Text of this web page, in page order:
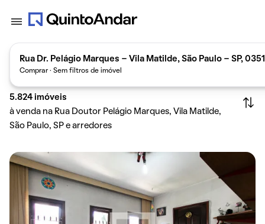
Rua Dr. Pelágio Marques - Vila Matilde, São Paulo - SP,
Comprar · Sem filtros de imóvel
5.824 imóveis
à venda na Rua Doutor Pelágio Marques, Vila Matilde,
São Paulo, SP e arredores